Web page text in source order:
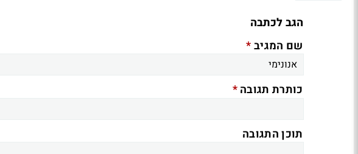
הגב לכתבה
שם המגיב*
כותרת תגובה*
תוכן התגובה